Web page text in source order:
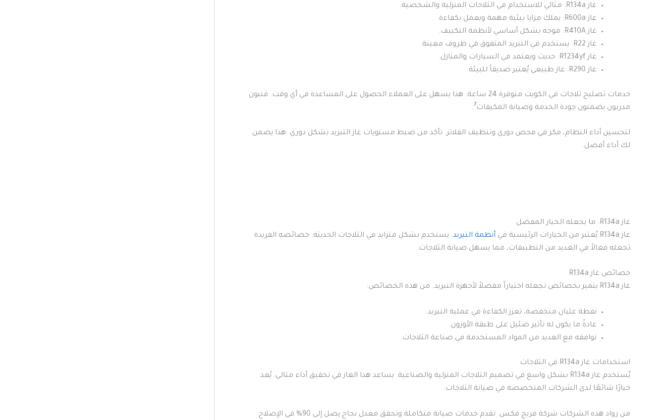
غاز R134a: مثالي للاستخدام في الثلاجات المنزلية والشخصية.
غاز R600a: يملك مزايا بيئية مهمة ويعمل بكفاءة.
غاز R410A: موجه بشكل أساسي لأنظمة التكييف.
غاز R22: يستخدم في التبريد المتفوق في ظروف معينة.
غاز R1234yf: حديث ويعتمد في السيارات والمنازل.
غاز R290: غاز طبيعي يُعتبر صديقاً للبيئة.
خدمات تصليح ثلاجات في الكويت متوفرة 24 ساعة. هذا يسهل على العملاء الحصول على المساعدة في أي وقت. فنيون
مدربون يضمنون جودة الخدمة وصيانة المكيفات7
.
لتحسين أداء النظام، فكر في فحص دوري وتنظيف الفلاتر. تأكد من ضبط مستويات غاز التبريد بشكل دوري. هذا يضمن
لك أداء أفضل.
غاز R134a: ما يجعله الخيار المفضل
غاز R134a يُعتبر من الخيارات الرئيسية في
أنظمة التبريد. يستخدم بشكل متزايد في الثلاجات الحديثة. خصائصه الفريدة
تجعله فعالاً في العديد من التطبيقات، مما يسهل صيانة الثلاجات.
خصائص غاز R134a
غاز R134a يتميز بخصائص تجعله اختياراً مفضلاً لأجهزة التبريد. من هذه الخصائص:
نقطة غليان منخفضة، تعزز الكفاءة في عملية التبريد.
عادةً ما يكون له تأثير ضئيل على طبقة الأوزون.
توافقه مع العديد من المواد المستخدمة في صناعة الثلاجات.
استخدامات غاز R134a في الثلاجات
يُستخدم غاز R134a بشكل واسع في تصميم الثلاجات المنزلية والصناعية. يساعد هذا الغاز في تحقيق أداء مثالي. يُعد
خيارًا شائعًا لدى الشركات المتخصصة في صيانة الثلاجات.
من رواد هذه الشركات شركة فريج فكس. تقدم خدمات صيانة متكاملة وتحقق معدل نجاح يصل إلى 90% في الإصلاح